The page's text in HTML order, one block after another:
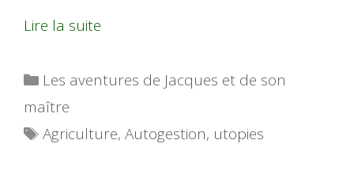
Lire la suite
Catégories
Les aventures de Jacques et de son
maître
Étiquettes
Agriculture,Autogestion, utopies